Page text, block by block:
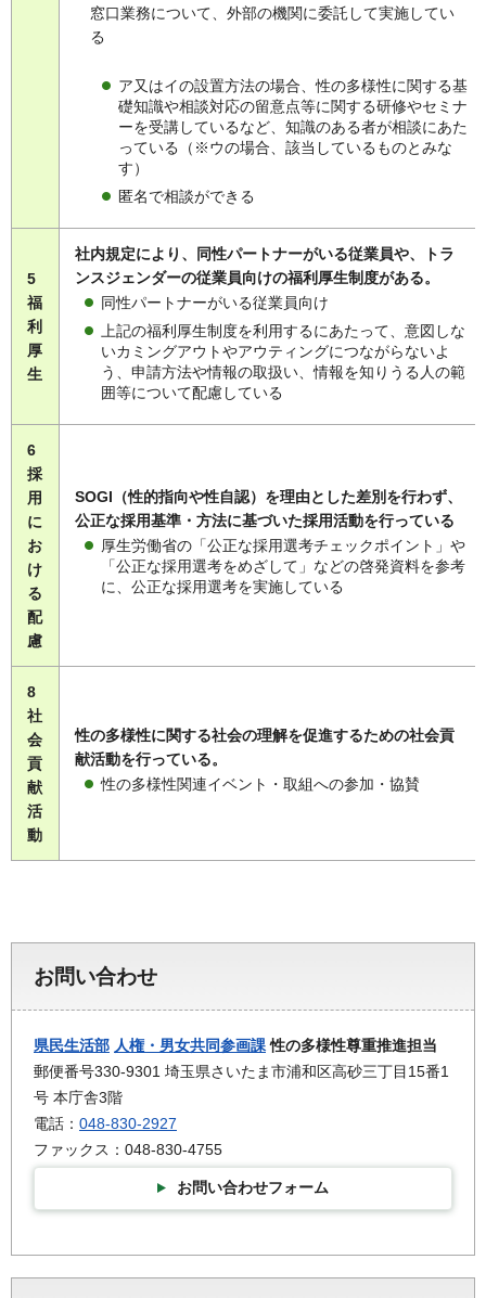
窓口業務について、外部の機関に委託して実施してい
る
ア又はイの設置方法の場合、性の多様性に関する基
礎知識や相談対応の留意点等に関する研修やセミナ
ーを受講しているなど、知識のある者が相談にあた
っている（※ウの場合、該当しているものとみな
す）
匿名で相談ができる
5
福
利
厚
生
社内規定により、同性パートナーがいる従業員や、トラ
ンスジェンダーの従業員向けの福利厚生制度がある。
同性パートナーがいる従業員向け
上記の福利厚生制度を利用するにあたって、意図しな
いカミングアウトやアウティングにつながらないよ
う、申請方法や情報の取扱い、情報を知りうる人の範
囲等について配慮している
6
採
用
に
お
け
る
配
慮
SOGI（性的指向や性自認）を理由とした差別を行わず、
公正な採用基準・方法に基づいた採用活動を行っている
厚生労働省の「公正な採用選考チェックポイント」や
「公正な採用選考をめざして」などの啓発資料を参考
に、公正な採用選考を実施している
8
社
会
貢
献
活
動
性の多様性に関する社会の理解を促進するための社会貢
献活動を行っている。
性の多様性関連イベント・取組への参加・協賛
お問い合わせ
県民生活部 人権・男女共同参画課性の多様性尊重推進担当
郵便番号330-9301 埼玉県さいたま市浦和区高砂三丁目15番1
号 本庁舎3階
電話： 048-830-2927
ファックス：048-830-4755
お問い合わせフォーム